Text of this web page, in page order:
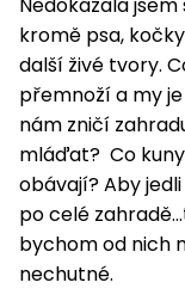
Příslušenství
k sekačkám
Náhradní
nože
Zahradní
válce
větví
Špalíkovače
Fukary,
vysavače
Vozíky
a
kolečka
Písek
do
filtrace
Pytle,
konve
obrubníky
Stíníci
textilie
Příslušenství
Soustruhy
Bagry
Vibrační
desky a
pěchy
stavební
stroje
Řezačky
betonu
Přilby
Doplňky
filtrace
PROMINENT
kromě psa,
další živé tvory.
přemnoží a my
nám zničí
mláďat? Co
obávají? Aby
po celé
bychom od nich
nechutné.